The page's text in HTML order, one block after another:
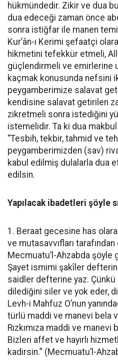
hükmündedir. Zikir ve dua
dua edeceği zaman önce
sonra istiğfar ile manen
Kur’ân-ı Kerimi şefaatçi
hikmetini tefekkür etmeli,
güçlendirmeli ve emirlerine
kaçmak konusunda nefsini
peygamberimize salavat
kendisine salavat getirilen
zikretmeli sonra istediğini
istemelidir. Ta ki dua
“Tesbih, tekbir, tahmid ve
peygamberimizden (sav)
kabul edilmiş dulalarla dua
edilsin.
Yapılacak ibadetleri şöyle
1. Beraat gecesine has
ve mutasavvıfları
Mecmuatu’l-Ahzabda şöyle
Şayet ismimi şakîler
saidler defterine yaz. Çünkü
dilediğini siler ve yok eder,
Levh-i Mahfuz O’nun
türlü maddi ve manevi bela
Rızkımıza maddi ve
Bizleri affet ve hayırlı
kadirsin.” (Mecmuatu’l-